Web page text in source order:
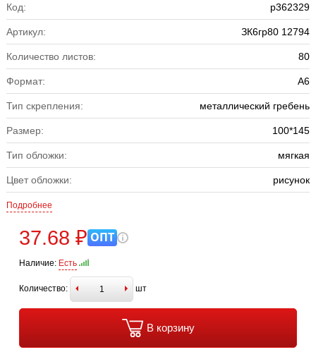
Код: р362329
Артикул: ЗК6гр80 12794
Количество листов: 80
Формат: А6
Тип скрепления: металлический гребень
Размер: 100*145
Тип обложки: мягкая
Цвет обложки: рисунок
Подробнее
37.68 ₽ ОПТ
Наличие: Есть
Количество: шт
В корзину